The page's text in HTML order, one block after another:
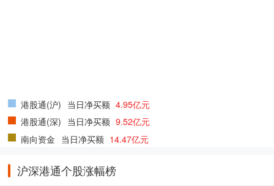
港股通(沪) 当日净买额 4.95亿元
港股通(深) 当日净买额 9.52亿元
南向资金 当日净买额 14.47亿元
沪深港通个股涨幅榜